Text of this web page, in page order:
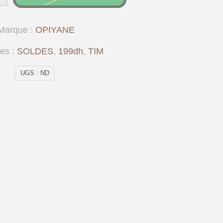
UGS : ND
: SOLDES, 199dh,TIM
: OPIYANE